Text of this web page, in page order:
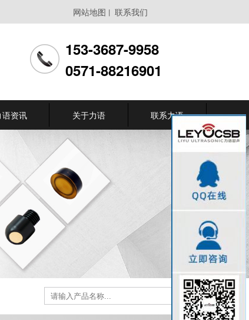
网站地图 丨 联系我们
153-3687-9958
0571-88216901
语资讯 关于力语 联系力语